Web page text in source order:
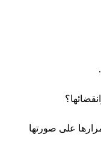
على صورتها